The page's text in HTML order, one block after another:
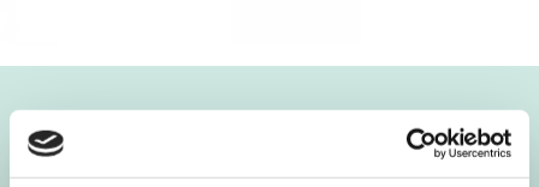
Blijf op de hoogte!
NIEUWSBRIEF